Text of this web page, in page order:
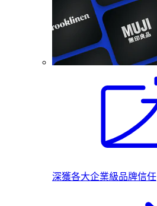
深獲各大企業級品牌信任